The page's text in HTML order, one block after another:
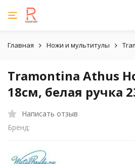
Главная Ножи и мультитулы
Tramontina Athus
18см, белая ручка
Написать отзыв
Бренд: